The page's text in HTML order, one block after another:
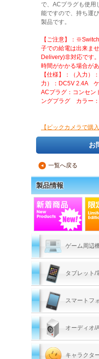
で、ACプラグも使用
能ですので、持ち運
製品です。
【ご注意】：
子での給電は出来
Delivery)非対応です
時間がかかる場合があ
【仕様】：（入力）
力）：DC5V 2.4A
ACプラグ：コンセン
ングプラグ カラー：
【ビックカメラで購入
お
▲ 一覧へ戻る
製品情報
ゲーム周辺
タブレット/
スマートフ
オーディオ/
キャラクタ